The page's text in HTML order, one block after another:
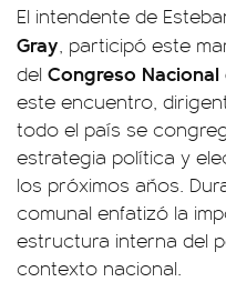
El intendente de
Gray, participó este
del Congreso
este encuentro,
todo el país se
estrategia política y
los próximos años.
comunal enfatizó la
estructura interna del
contexto nacional.